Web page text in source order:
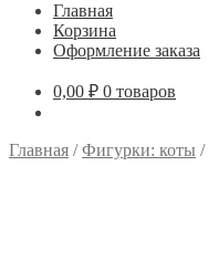
Главная
Корзина
Оформление заказа
0,00 ₽ 0 товаров
Главная /Фигурки: коты /